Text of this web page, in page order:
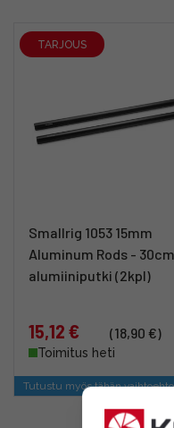
TARJOUS
Smallrig 1053 15mm
Aluminum Rods - 30cm
alumiiniputki (2kpl)
15,12 € (18,90 €)
Toimitus heti
Tutustu myös tähän